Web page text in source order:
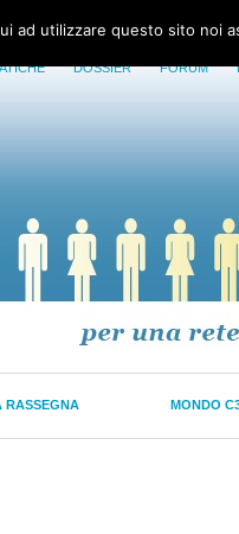
DOSSIER FORUM
RASSEGNA MONDO
ad utilizzare questo sito noi